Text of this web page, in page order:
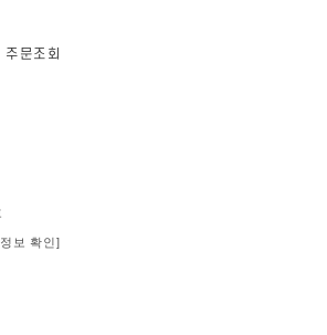
주문조회
보 확인]